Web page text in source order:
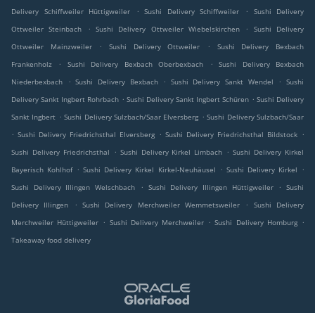
Delivery Schiffweiler Hüttigweiler
. Sushi Delivery Schiffweiler .
Sushi Delivery
Ottweiler Steinbach
. Sushi Delivery Ottweiler Wiebelskirchen .
Sushi Delivery
Ottweiler Mainzweiler
. Sushi Delivery Ottweiler .
Sushi Delivery Bexbach
Frankenholz
. Sushi Delivery Bexbach Oberbexbach .
Sushi Delivery Bexbach
Niederbexbach
. Sushi Delivery Bexbach . Sushi Delivery Sankt Wendel . Sushi
Delivery Sankt Ingbert Rohrbach . Sushi Delivery Sankt Ingbert Schüren . Sushi Delivery
Sankt Ingbert . Sushi Delivery Sulzbach/Saar Elversberg . Sushi Delivery Sulzbach/Saar
. Sushi Delivery Friedrichsthal Elversberg . Sushi Delivery Friedrichsthal Bildstock .
Sushi Delivery Friedrichsthal
. Sushi Delivery Kirkel Limbach . Sushi Delivery Kirkel
Bayerisch Kohlhof . Sushi Delivery Kirkel Kirkel-Neuhäusel . Sushi Delivery Kirkel
.
Sushi Delivery Illingen Welschbach
. Sushi Delivery Illingen Hüttigweiler . Sushi
Delivery Illingen
. Sushi Delivery Merchweiler Wemmetsweiler .
Sushi Delivery
Merchweiler Hüttigweiler . Sushi Delivery Merchweiler . Sushi Delivery Homburg .
Takeaway food delivery